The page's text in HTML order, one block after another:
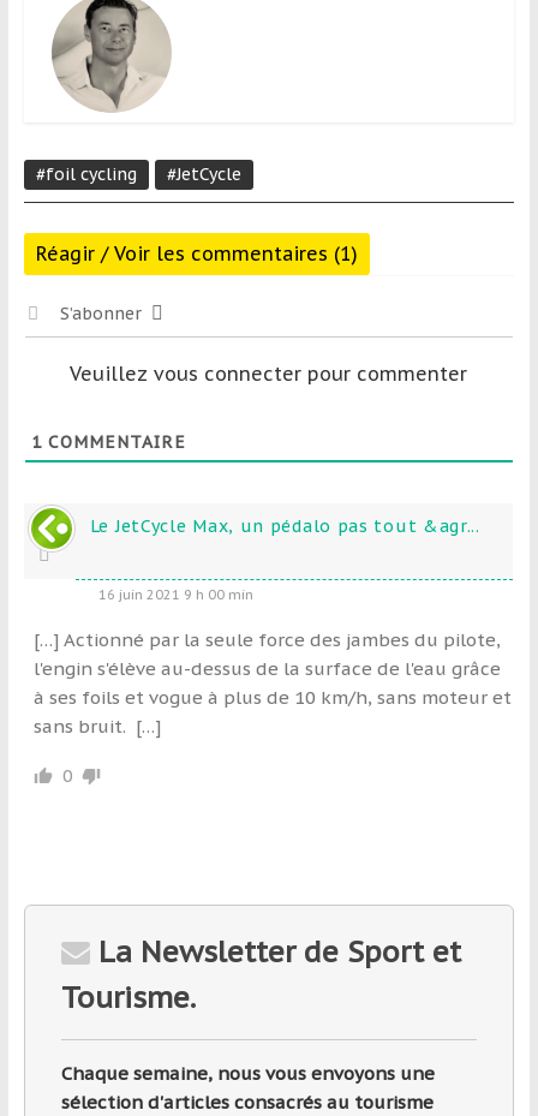
#foil cycling #JetCycle
Réagir / Voir les commentaires (1)
S’abonner
Veuillez vous connecter pour commenter
1COMMENTAIRE
Le JetCycle Max, un pédalo pas tout &agr...
16 juin 2021 9 h 00 min
[…] Actionné par la seule force des jambes du pilote,
l'engin s'élève au-dessus de la surface de l'eau grâce
à ses foils et vogue à plus de 10 km/h, sans moteur et
sans bruit. […]
0
La Newsletter de Sport et
Tourisme.
Chaque semaine, nous vous envoyons une
sélection d'articles consacrés au tourisme